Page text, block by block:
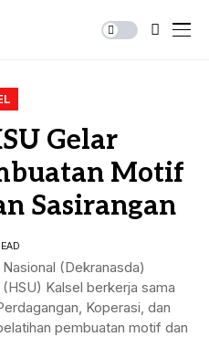
Gelar
Motif
Sasirangan
(Dekranasda)
Kalsel berkerja sama
Koperasi, dan
pembuatan motif dan